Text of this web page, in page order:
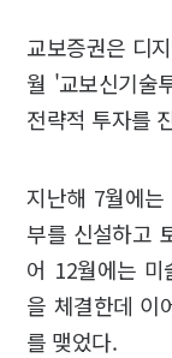
교보증권은 디
월 '교보신기술
전략적 투자를
지난해 7월에
부를 신설하고
어 12월에는 미
을 체결한데 이
를 맺었다.